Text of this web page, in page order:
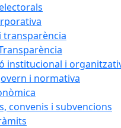
transparència
institucional i
i normativa
convenis i subvencions